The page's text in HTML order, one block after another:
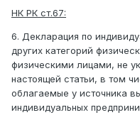
НК РК ст.67:
6. Декларация по
других категорий
физическими лицами, не
настоящей статьи, в том
облагаемые у источника
индивидуальных